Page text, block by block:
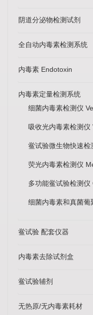
阴道分泌物检测试剂
全自动内毒素检测系统
内毒素 Endotoxin
内毒素定量检测系统
细菌内毒素检测仪
吸收光内毒素检测仪
鲎试验微生物快速
荧光内毒素检测仪
多功能鲎试验检测仪
细菌内毒素和真菌葡
鲎试验 配套仪器
内毒素去除试剂盒
鲎试验辅剂
无热原/无内毒素耗材